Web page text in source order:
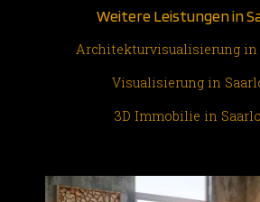
Weitere Leistungen in
Architekturvisualisierung in
Visualisierung in
3D Immobilie in